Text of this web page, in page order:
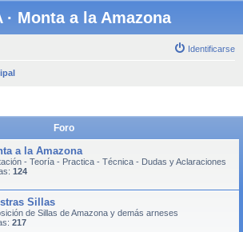
· Monta a la Amazona
Identificarse
Foro
a la Amazona
- Teoría - Practica - Técnica - Dudas y Aclaraciones
124
Sillas
de Sillas de Amazona y demás arneses
217